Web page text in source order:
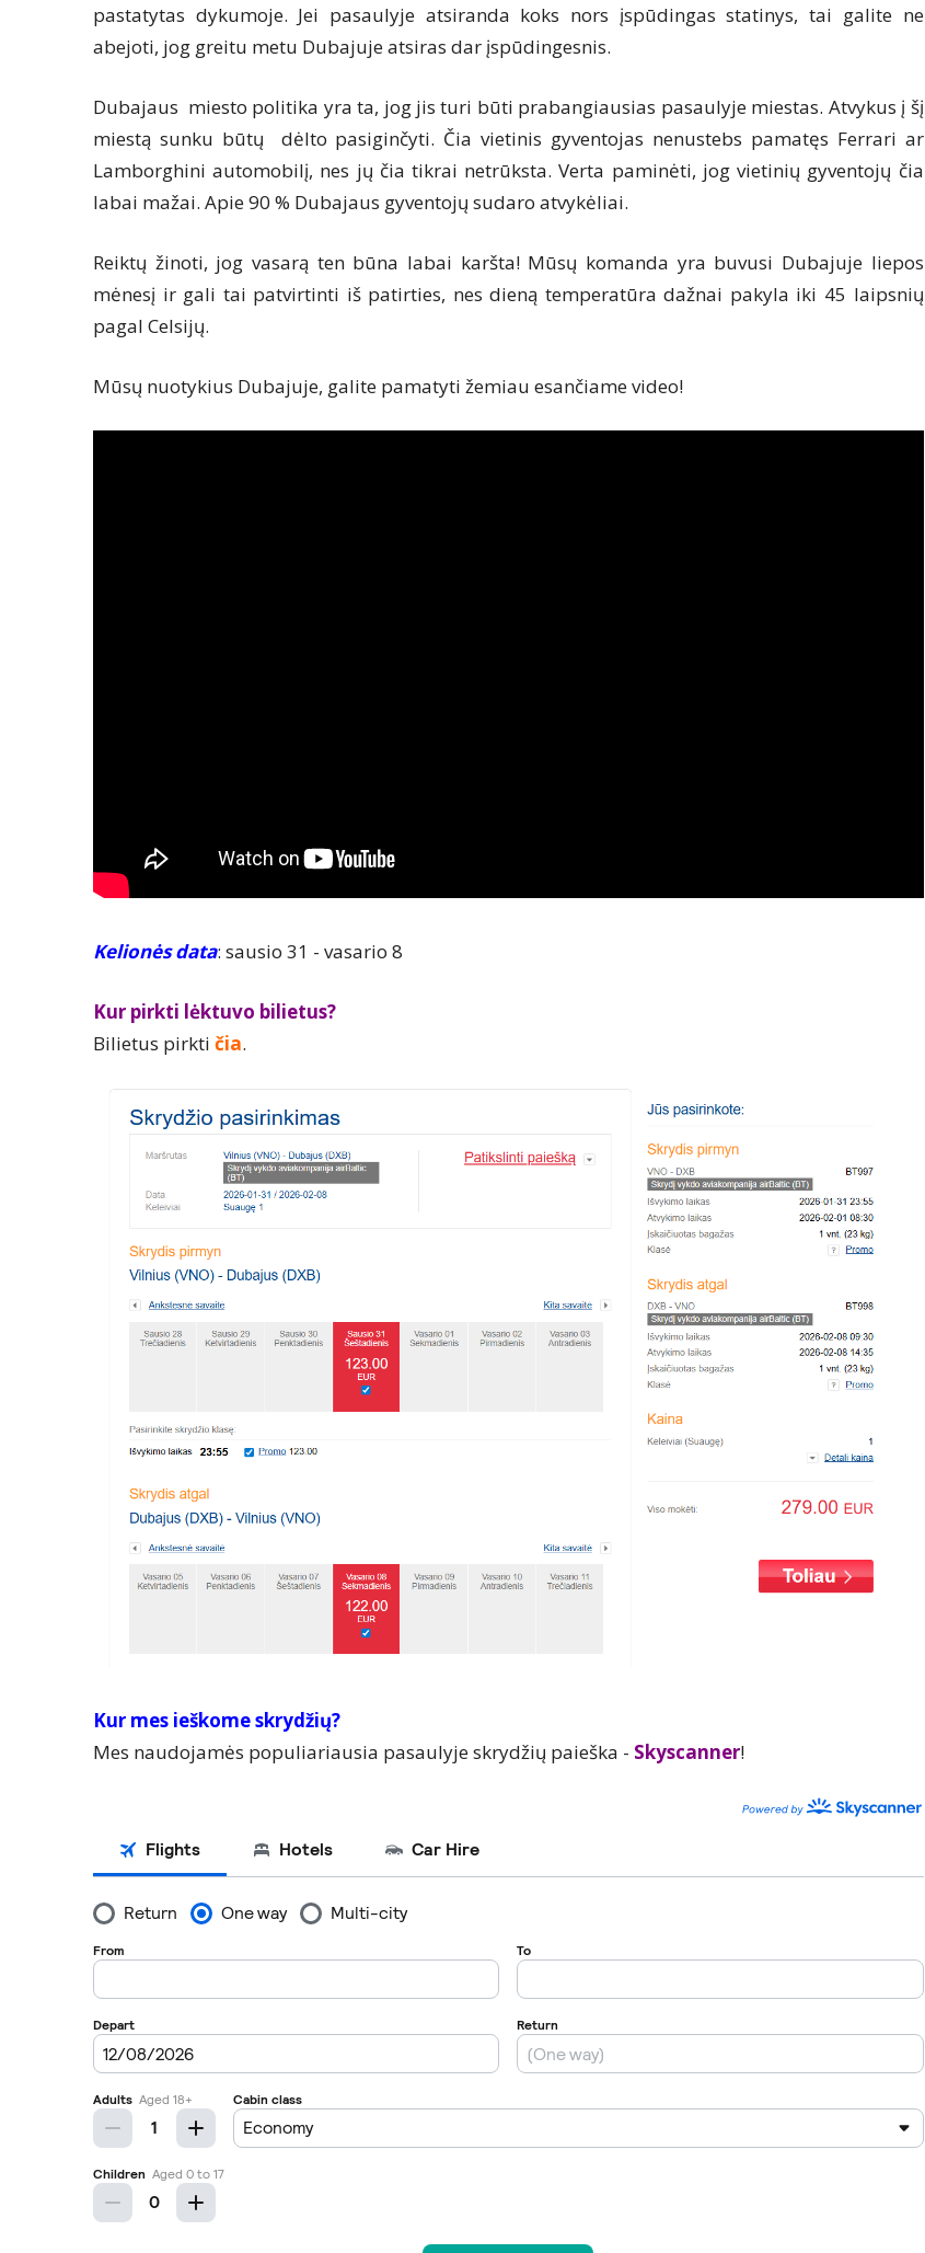
pastatytas dykumoje. Jei pasaulyje atsiranda koks nors įspūdingas statinys, tai galite ne
abejoti, jog greitu metu Dubajuje atsiras dar įspūdingesnis.
Dubajaus miesto politika yra ta, jog jis turi būti prabangiausias pasaulyje miestas. Atvykus į šį
miestą sunku būtų dėlto pasiginčyti. Čia vietinis gyventojas nenustebs pamatęs Ferrari ar
Lamborghini automobilį, nes jų čia tikrai netrūksta. Verta paminėti, jog vietinių gyventojų čia
labai mažai. Apie 90 % Dubajaus gyventojų sudaro atvykėliai.
Reiktų žinoti, jog vasarą ten būna labai karšta! Mūsų komanda yra buvusi Dubajuje liepos
mėnesį ir gali tai patvirtinti iš patirties, nes dieną temperatūra dažnai pakyla iki 45 laipsnių
pagal Celsijų.
Mūsų nuotykius Dubajuje, galite pamatyti žemiau esančiame video!
Kelionės data: sausio 31 - vasario 8
Kur pirkti lėktuvo bilietus?
Bilietus pirkti čia.
Kur mes ieškome skrydžių?
Mes naudojamės populiariausia pasaulyje skrydžių paieška - Skyscanner!